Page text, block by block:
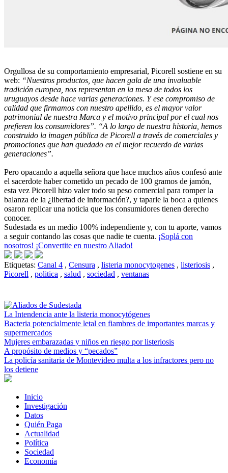
Orgullosa de su comportamiento empresarial, Picorell sostiene en su
web: “Nuestros productos, que hacen gala de una invaluable
tradición europea, nos representan en la mesa de todos los
uruguayos desde hace varias generaciones. Y ese compromiso de
calidad que firmamos con nuestro apellido, es el mayor valor
patrimonial de nuestra Marca y el motivo principal por el cual nos
prefieren los consumidores”. “A lo largo de nuestra historia, hemos
construido la imagen pública de Picorell a través de comerciales y
promociones que han quedado en el mejor recuerdo de varias
generaciones”.
Pero opacando a aquella señora que hace muchos años confesó ante
el sacerdote haber cometido un pecado de 100 gramos de jamón,
esta vez Picorell hizo valer todo su peso comercial para romper la
balanza de la ¿libertad de información?, y taparle la boca a quienes
osaron replicar una noticia que los consumidores tienen derecho
conocer.
Sudestada es un medio 100% independiente y, con tu aporte, vamos
a seguir contando las cosas que nadie te cuenta. ¡Soplá con
nosotros! ¡Convertite en nuestro Aliado!
Etiquetas: Canal 4 , Censura , listeria monocytogenes , listeriosis ,
Picorell , politica , salud , sociedad , ventanas
La Intendencia ante la listeria monocytógenes
Bacteria potencialmente letal en fiambres de importantes marcas y
supermercados
Mujeres embarazadas y niños en riesgo por listeriosis
A propósito de medios y “pecados”
La policía sanitaria de Montevideo multa a los infractores pero no
los detiene
Inicio
Investigación
Datos
Quién Paga
Actualidad
Política
Sociedad
Economía